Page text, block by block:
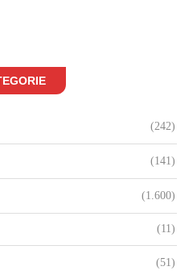
(242)
(141)
(1.600)
(11)
(51)